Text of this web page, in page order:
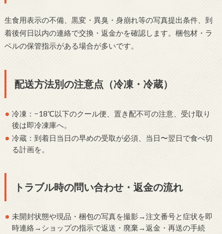
生食用表示の不備、黒変・異臭・身崩れ等の写真提出条件、到
着後何日以内の連絡で交換・返金かを確認します。梱包材・ラ
ベルの保管指示がある場合が多いです。
配送方法別の注意点（冷凍・冷蔵）
冷凍：−18℃以下のクール便、置き配不可の注意、受け取り
後は即冷凍庫へ。
冷蔵：到着日当日の早めの受取が必須、当日〜翌日で食べ切
る計画を。
トラブル時の問い合わせ・返金の流れ
未開封状態や現品・梱包の写真を撮影→注文番号と症状を即
時連絡→ショップの指示で返送・廃棄→返金・再送の手続